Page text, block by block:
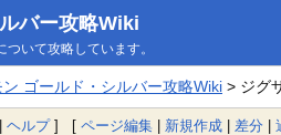
バー攻略Wiki
いて攻略しています。
ン ゴールド・シルバー攻略Wiki> ジグ
| ヘルプ] [ ページ編集 | 新規作成 | 差分 |